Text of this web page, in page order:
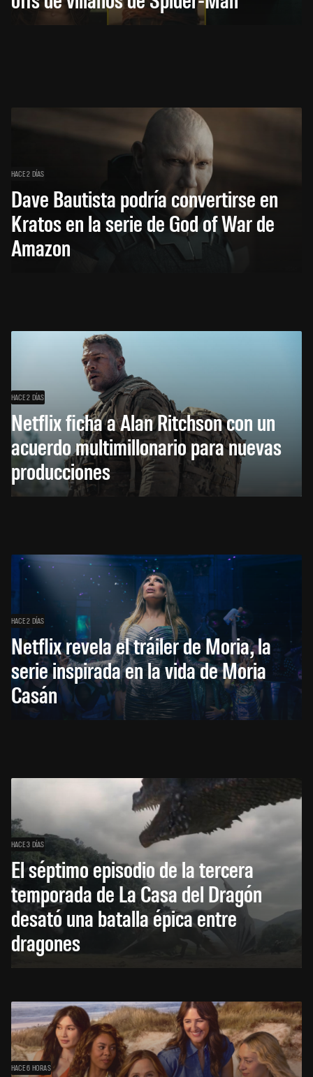
HACE 2 DÍAS
Dave Bautista podría convertirse en
Kratos en la serie de God of War de
Amazon
HACE 2 DÍAS
Netflix ficha a Alan Ritchson con un
acuerdo multimillonario para nuevas
producciones
HACE 2 DÍAS
Netflix revela el tráiler de Moria, la
serie inspirada en la vida de Moria
Casán
HACE 3 DÍAS
El séptimo episodio de la tercera
temporada de La Casa del Dragón
desató una batalla épica entre
dragones
HACE 6 HORAS